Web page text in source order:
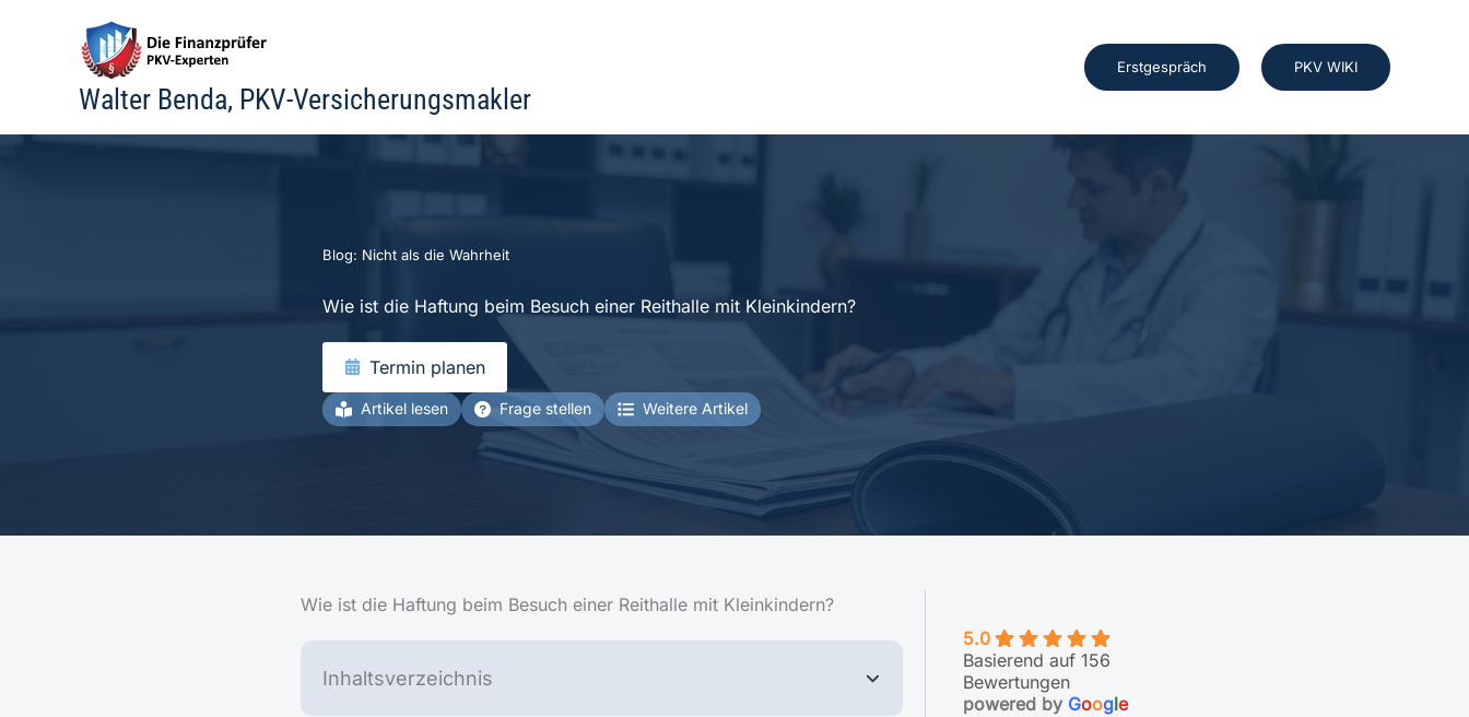
Walter Benda, PKV-Versicherungsmakler
Erstgespräch PKV WIKI
Blog: Nicht als die Wahrheit
Wie ist die Haftung beim Besuch einer Reithalle mit Kleinkindern?
Termin planen
Artikel lesen Frage stellen Weitere Artikel
Wie ist die Haftung beim Besuch einer Reithalle mit Kleinkindern?
Inhaltsverzeichnis
5.0
Basierend auf 156
Bewertungen
powered by Google